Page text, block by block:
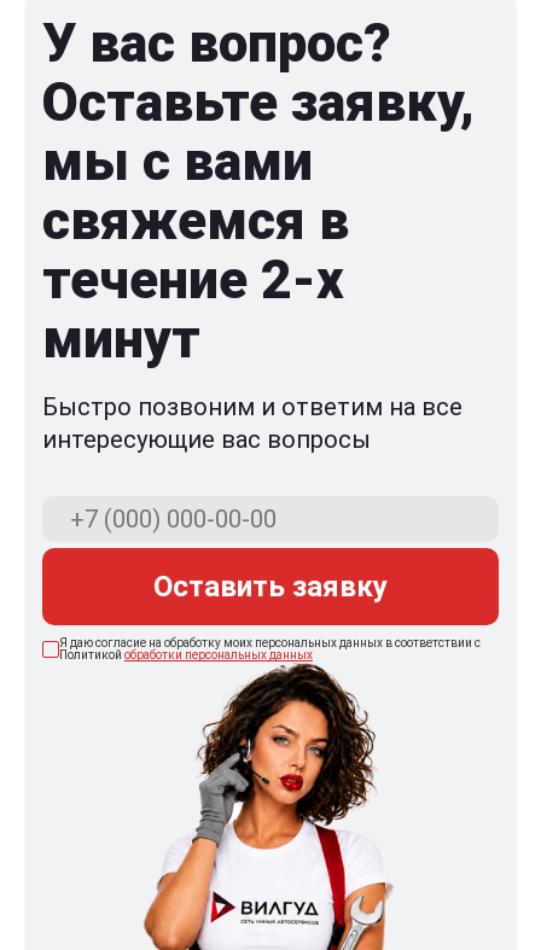
У вас вопрос?
Оставьте заявку,
мы с вами
свяжемся в
течение 2-x
минут
Быстро позвоним и ответим на все
интересующие вас вопросы
Оставить заявку
Я даю согласие на обработку моих персональных данных в соответствии с
Политикой обработки персональных данных